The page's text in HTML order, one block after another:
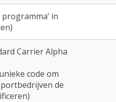
programma’ in
Carrier Alpha
code om
de